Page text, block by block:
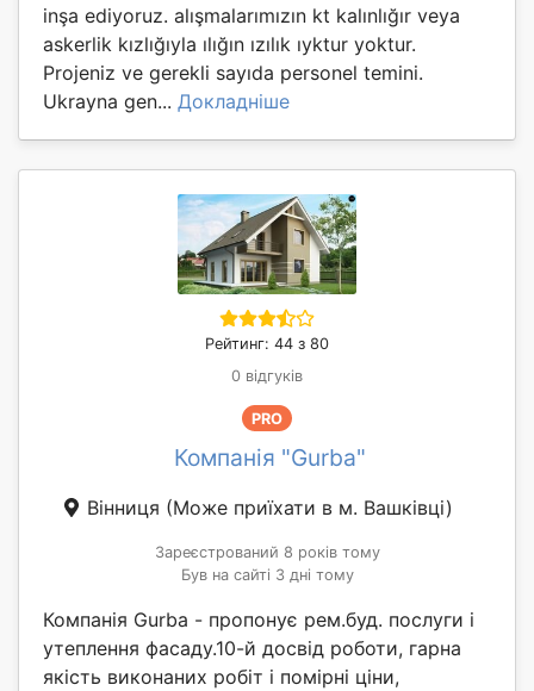
inşa ediyoruz. alışmalarımızın kt kalınlığır veya
askerlik kızlığıyla ılığın ızılık ıyktur yoktur.
Projeniz ve gerekli sayıda personel temini.
Ukrayna gen... Докладніше
Рейтинг: 44 з 80
0 відгуків
PRO
Компанія "Gurba"
Вінниця (Може приїхати в м. Вашківці)
Зареєстрований 8 років тому
Був на сайті 3 дні тому
Компанія Gurba - пропонує рем.буд. послуги і
утеплення фасаду.10-й досвід роботи, гарна
якість виконаних робіт і помірні ціни,